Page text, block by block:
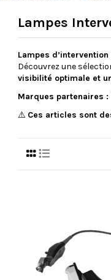
Lampes
Lampes
Découvrez une
visibilité optimale et
Marques partenaires :
⚠️ Ces articles sont